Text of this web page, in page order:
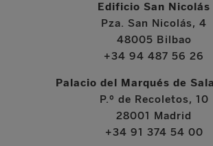
Edificio San Nicolás
Pza. San Nicolás, 4
48005 Bilbao
+34 94 487 56 26
Palacio del Marqués de
P.º de Recoletos, 10
28001 Madrid
+34 91 374 54 00